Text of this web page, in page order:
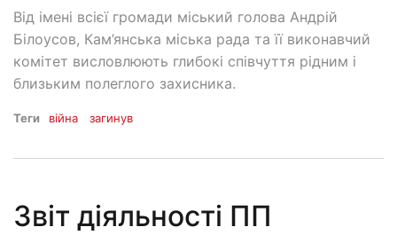
Від імені всієї громади міський голова Андрій
Білоусов, Кам’янська міська рада та її виконавчий
комітет висловлюють глибокі співчуття рідним і
близьким полеглого захисника.
Теги війна загинув
Звіт діяльності ПП